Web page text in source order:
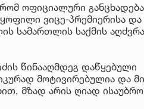
ოფიციალური
ვიცე-პრემიერისა
სამართლის საქმის
წინააღმდეგ დაწყებული
მოტივირებულია და
მზად არის ღიად